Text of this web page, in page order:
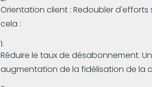
Orientation client : Redoubler
cela :
Réduire le taux de désabonnement.
augmentation de la fidélisation de la